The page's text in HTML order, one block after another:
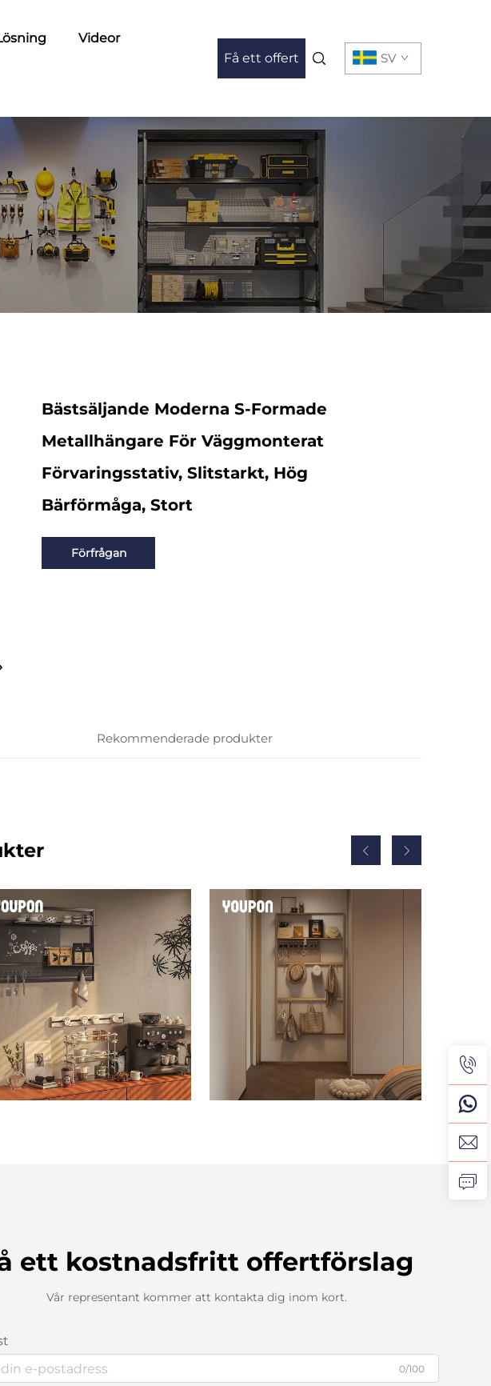
Videor
Få ett offert SV
Bästsäljande Moderna S-Formade
Metallhängare För Väggmonterat
Förvaringsstativ, Slitstarkt, Hög
Bärförmåga, Stort
Förfrågan
Rekommenderade produkter
ett kostnadsfritt offertförslag
Vår representant kommer att kontakta dig inom kort.
0/100